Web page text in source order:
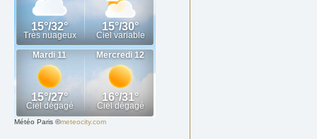
Météo Paris ©meteocity.com